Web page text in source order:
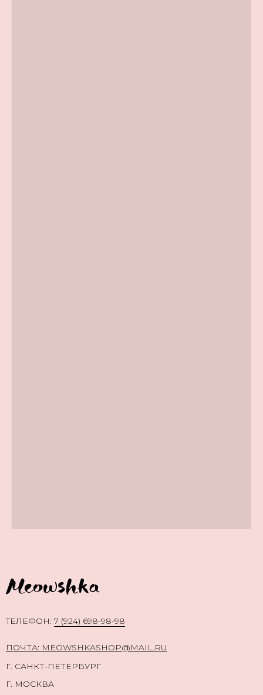
TЕЛЕФОН: 7 (924) 698-98-98
ПОЧТА: MEOWSHKASHOP@MAIL.RU
Г. САНКТ-ПЕТЕРБУРГ
Г. МОСКВА